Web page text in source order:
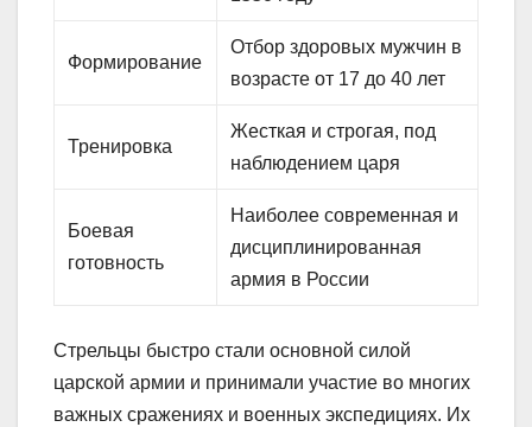
Формирование
Отбор здоровых мужчин в
возрасте от 17 до 40 лет
Тренировка
Жесткая и строгая, под
наблюдением царя
Боевая
готовность
Наиболее современная и
дисциплинированная
армия в России
Стрельцы быстро стали основной силой
царской армии и принимали участие во многих
важных сражениях и военных экспедициях. Их